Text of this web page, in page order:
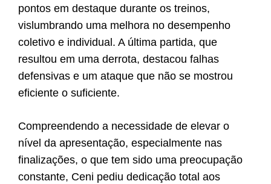
pontos em destaque durante os treinos,
vislumbrando uma melhora no desempenho
coletivo e individual. A última partida, que
resultou em uma derrota, destacou falhas
defensivas e um ataque que não se mostrou
eficiente o suficiente.
Compreendendo a necessidade de elevar o
nível da apresentação, especialmente nas
finalizações, o que tem sido uma preocupação
constante, Ceni pediu dedicação total aos